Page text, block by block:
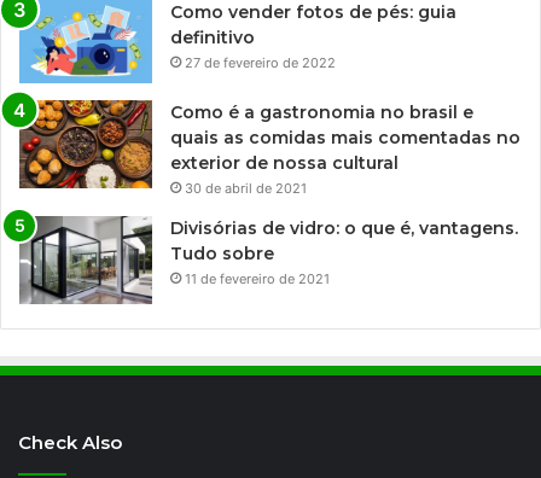
Como vender fotos de pés: guia
definitivo
27 de fevereiro de 2022
Como é a gastronomia no brasil e
quais as comidas mais comentadas no
exterior de nossa cultural
30 de abril de 2021
Divisórias de vidro: o que é, vantagens.
Tudo sobre
11 de fevereiro de 2021
Check Also